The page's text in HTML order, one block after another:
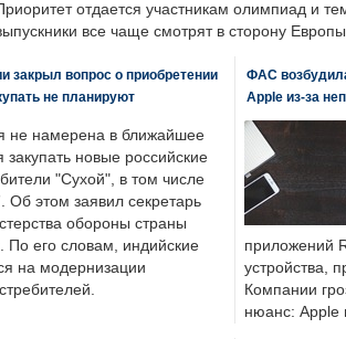
отдается участникам олимпиад и
все чаще смотрят в сторону
закрыл вопрос о приобретении
не планируют
не намерена в ближайшее
закупать новые российские
"Сухой", в том числе
Об этом заявил секретарь
обороны страны
его словам, индийские
на модернизации
ФАС
Apple из-за
приложений
устройства,
Компании
нюанс: Apple